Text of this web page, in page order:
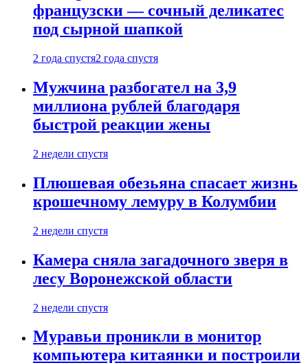
французски — сочный деликатес
под сырной шапкой
2 года спустя2 года спустя
Мужчина разбогател на 3,9
миллиона рублей благодаря
быстрой реакции жены
2 недели спустя
Плюшевая обезьяна спасает жизнь
крошечному лемуру в Колумбии
2 недели спустя
Камера сняла загадочного зверя в
лесу Воронежской области
2 недели спустя
Муравьи проникли в монитор
компьютера китаянки и построили